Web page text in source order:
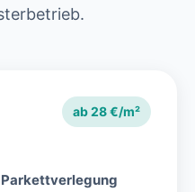
ab 28 €/m²
Parkettverlegung